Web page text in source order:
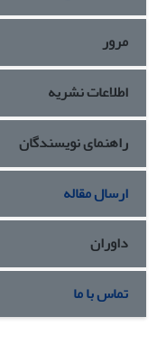
گفت‌وگویی به
مرور
اطلاعات نشریه
راهنمای نویسندگان
ارسال مقاله
داوران
تماس با ما